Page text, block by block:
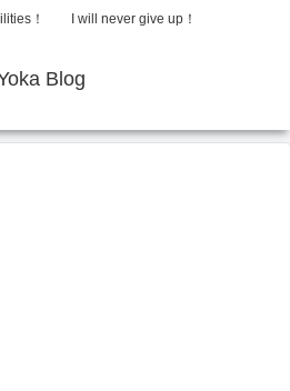
！ I will never give up！
Blog